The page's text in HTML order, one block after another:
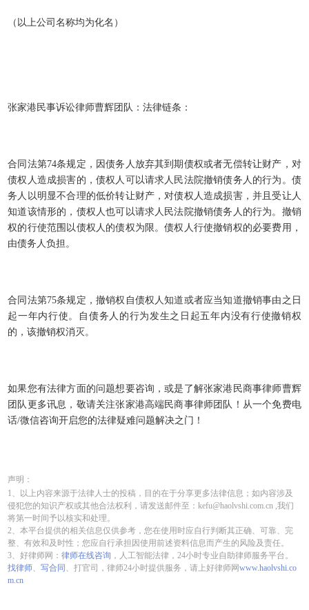
（以上公司名称均为化名）
张家港民事诉讼律师曹辉团队：法律链条：
合同法第74条规定，因债务人放弃其到期债权或者无偿转让财产，对
债权人造成损害的，债权人可以请求人民法院撤销债务人的行为。债
务人以明显不合理的低价转让财产，对债权人造成损害，并且受让人
知道该情形的，债权人也可以请求人民法院撤销债务人的行为。撤销
权的行使范围以债权人的债权为限。债权人行使撤销权的必要费用，
由债务人负担。
合同法第75条规定，撤销权自债权人知道或者应当知道撤销事由之日
起一年内行使。自债务人的行为发生之日起五年内没有行使撤销权
的，该撤销权消灭。
如果您有法律方面的问题想要咨询，或是了解张家港民商事律师曹辉
团队更多讯息，敬请关注张家港高端民商事律师团队！从一个免费电
话/微信咨询开启您的法律疑难问题解决之门！
声明：
1、以上内容来源于法律人士的投稿，目的在于分享更多法律信息；如内容涉及
侵犯您的知识产权或其他合法权利，请发送邮件至：kefu@haolvshi.com.cn ,我们
将第一时间予以核实和处理。
2、本平台提供的相关信息仅供参考，您在使用时应自行判断其正确、可靠、完
整、有效和及时性；您应自行承担因使用前述资料信息而产生的风险及责任。
3、好律师网：律师在线咨询 ，人工智能法律，24小时专业自助律师服务平台。
找律师、写合同 、打官司，律师24小时提供服务，请上好律师网www.haolvshi.co
m.cn